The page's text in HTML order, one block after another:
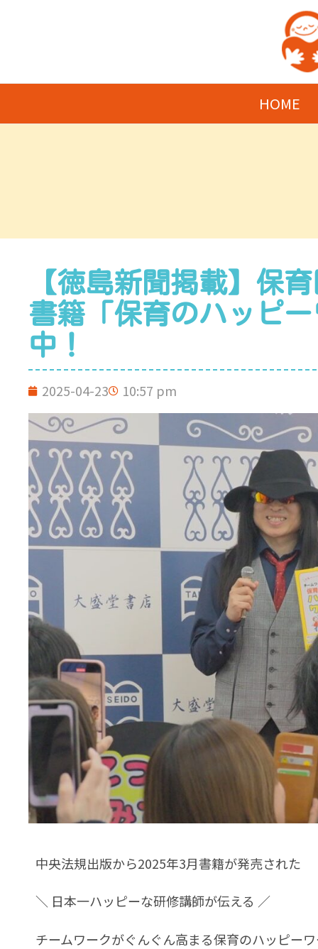
HOME
【徳島新聞掲載】保
書籍「保育のハッピ
中！
2025-04-23 10:57 pm
中央法規出版から2025年3月書籍が発売された
＼ 日本一ハッピーな研修講師が伝える ／
チームワークがぐんぐん高まる保育のハッピー